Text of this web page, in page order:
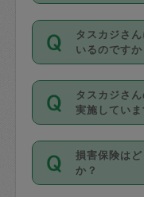
なお、タス
金のご請求
動計算で表
（例：毎週
ンセルが有
は２回以上
・ＡＭ ９
・ＰＭ １３
・夜 １８
開始時間を
能です。依
んにメッセ
い。ただし
掃除、整理
作り置きで
きる仕事の
する前にタ
確認してく
基本的に、
外での作業
タスカジさ
いるのですか
主婦として
方、栄養士
育園や学校
係の専門職
すでにハウ
てお仕事を
タスカジさ
実施していま
応募の際に
を行ってい
写真提出を
損害保険は
か？